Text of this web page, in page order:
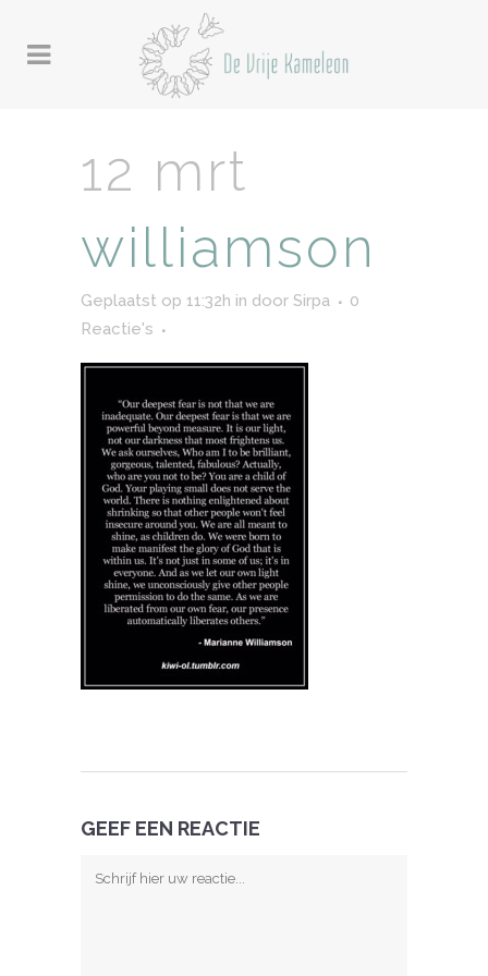
12 mrt
williamson
Geplaatst op 11:32h in door Sirpa
0
Reactie's
GEEF EEN REACTIE